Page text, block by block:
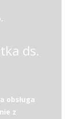
ds.
obsługa
z